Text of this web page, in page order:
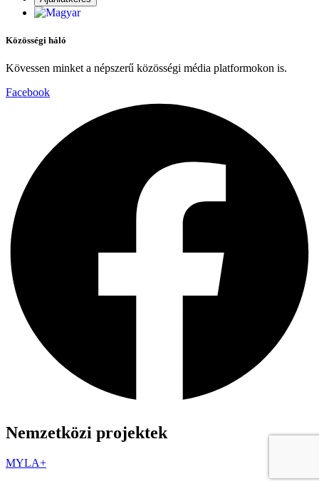
Közösségi háló
Kövessen minket a népszerű közösségi média platformokon is.
Facebook
Nemzetközi projektek
MYLA+